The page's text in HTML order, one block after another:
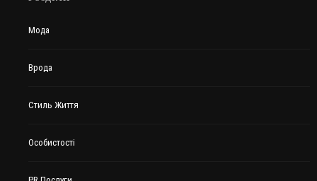
Мода
Врода
Стиль Життя
Особистості